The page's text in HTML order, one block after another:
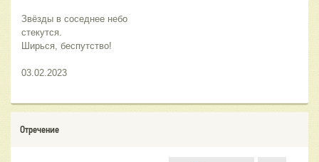
Звёзды в соседнее небо
стекутся.
Ширься, беспутство!
03.02.2023
Отречение